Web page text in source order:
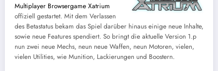
Multiplayer Browsergame Xatrium
offiziell gestartet. Mit dem Verlassen
des Betastatus bekam das Spiel darüber hinaus einige neue Inhalte,
sowie neue Features spendiert. So bringt die aktuelle Version 1.p
nun zwei neue Mechs, neun neue Waffen, neun Motoren, vielen,
vielen Utilities, wie Munition, Lackierungen und Boostern.